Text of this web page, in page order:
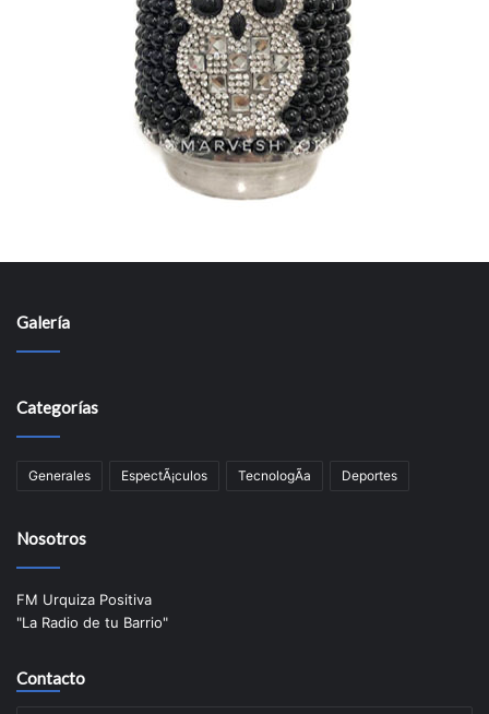
Galería
Categorías
Generales EspectÃ¡culos TecnologÃ­a Deportes
Nosotros
FM Urquiza Positiva
"La Radio de tu Barrio"
Contacto